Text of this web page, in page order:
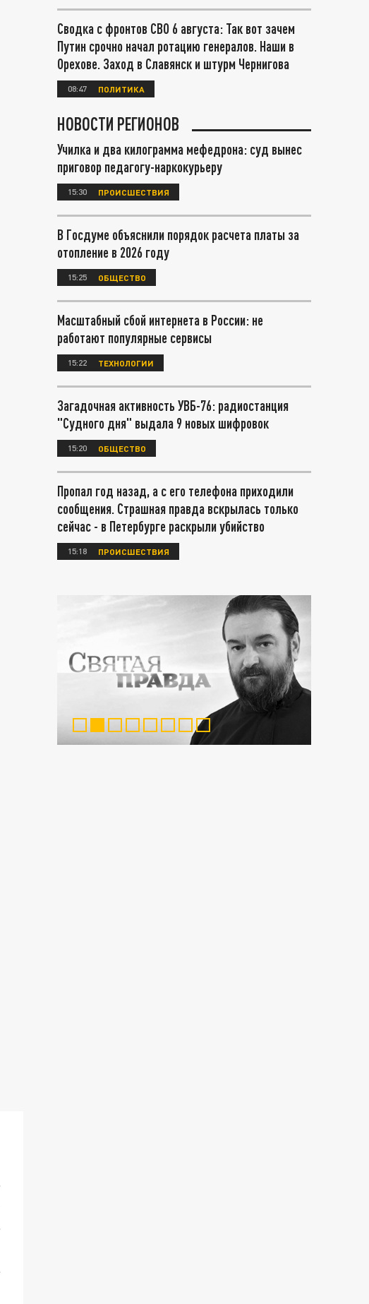
Сводка с фронтов СВО 6 августа: Так вот зачем
Путин срочно начал ротацию генералов. Наши в
Орехове. Заход в Славянск и штурм Чернигова
08:47 ПОЛИТИКА
НОВОСТИ РЕГИОНОВ
Училка и два килограмма мефедрона: суд вынес
приговор педагогу-наркокурьеру
15:30 ПРОИСШЕСТВИЯ
В Госдуме объяснили порядок расчета платы за
отопление в 2026 году
15:25 ОБЩЕСТВО
Масштабный сбой интернета в России: не
работают популярные сервисы
15:22 ТЕХНОЛОГИИ
Загадочная активность УВБ-76: радиостанция
"Судного дня" выдала 9 новых шифровок
15:20 ОБЩЕСТВО
Пропал год назад, а с его телефона приходили
сообщения. Страшная правда вскрылась только
сейчас - в Петербурге раскрыли убийство
15:18 ПРОИСШЕСТВИЯ